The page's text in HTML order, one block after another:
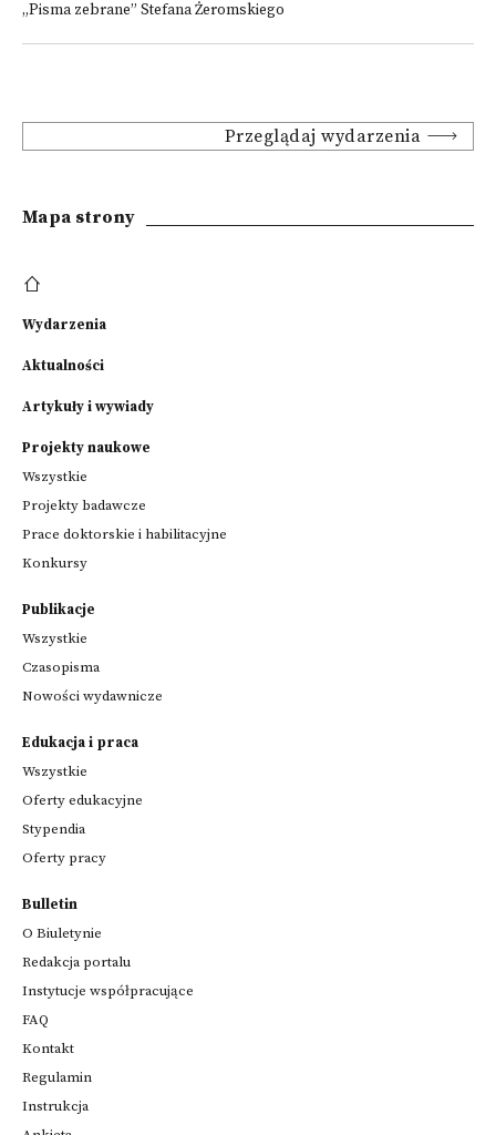
„Pisma zebrane” Stefana Żeromskiego
Przeglądaj wydarzenia
Mapa strony
Wydarzenia
Aktualności
Artykuły i wywiady
Projekty naukowe
Wszystkie
Projekty badawcze
Prace doktorskie i habilitacyjne
Konkursy
Publikacje
Wszystkie
Czasopisma
Nowości wydawnicze
Edukacja i praca
Wszystkie
Oferty edukacyjne
Stypendia
Oferty pracy
Bulletin
O Biuletynie
Redakcja portalu
Instytucje współpracujące
FAQ
Kontakt
Regulamin
Instrukcja